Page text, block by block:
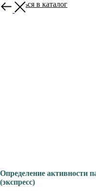
Вернуться в каталог
Определение активности
(экспресс)